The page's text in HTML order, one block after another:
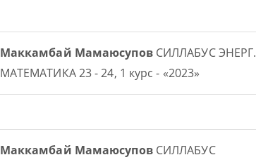
Маккамбай МамаюсуповСИЛЛАБУС ЭНЕРГ.
МАТЕМАТИКА 23 - 24, 1 курс - «2023»
Маккамбай МамаюсуповСИЛЛАБУС